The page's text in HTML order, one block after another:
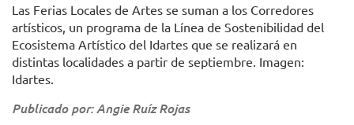
Las Ferias Locales de Artes se suman a los Corredores
artísticos, un programa de la Línea de Sostenibilidad del
Ecosistema Artístico del Idartes que se realizará en
distintas localidades a partir de septiembre. Imagen:
Idartes.
Publicado por: Angie Ruíz Rojas